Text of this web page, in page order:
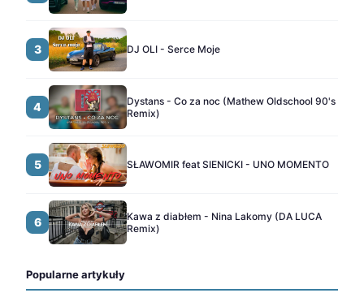
3 DJ OLI - Serce Moje
4
Dystans - Co za noc (Mathew Oldschool 90's
Remix)
5 SŁAWOMIR feat SIENICKI - UNO MOMENTO
6
Kawa z diabłem - Nina Lakomy (DA LUCA
Remix)
Popularne artykuły